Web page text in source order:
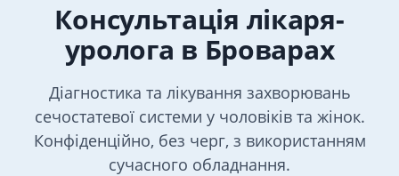
Консультація лікаря-
уролога в Броварах
Діагностика та лікування захворювань
сечостатевої системи у чоловіків та жінок.
Конфіденційно, без черг, з використанням
сучасного обладнання.